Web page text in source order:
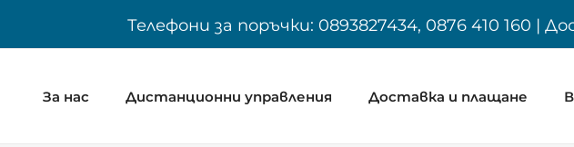
Телефони за поръчки: 0893827434, 0876 410 160 |
За нас Дистанционни управления Доставка и плащане